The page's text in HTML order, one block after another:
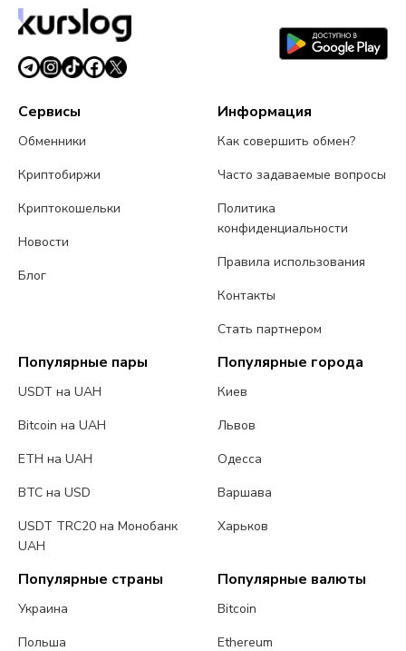
Сервисы
Обменники
Криптобиржи
Криптокошельки
Новости
Блог
Информация
Как совершить обмен?
Часто задаваемые вопросы
Политика
конфиденциальности
Правила использования
Контакты
Стать партнером
Популярные пары
USDT на UAH
Bitcoin на UAH
ETH на UAH
BTC на USD
USDT TRC20 на Монобанк
UAH
Популярные города
Киев
Львов
Одесса
Варшава
Харьков
Популярные страны
Украина
Польша
Популярные валюты
Bitcoin
Ethereum